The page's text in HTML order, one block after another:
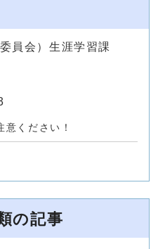
員会）生涯学習課
ください！
の記事